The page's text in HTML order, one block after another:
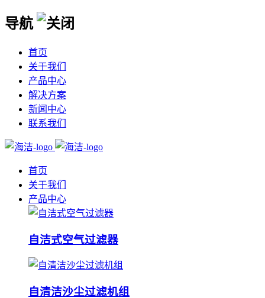
导航
首页
关于我们
产品中心
解决方案
新闻中心
联系我们
首页
关于我们
产品中心
自洁式空气过滤器
自清洁沙尘过滤机组